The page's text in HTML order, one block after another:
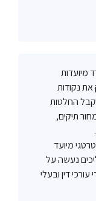
מיועדות
נקודות
החלטות
תיקים,
מיועד
נעשה על
דין ובעלי